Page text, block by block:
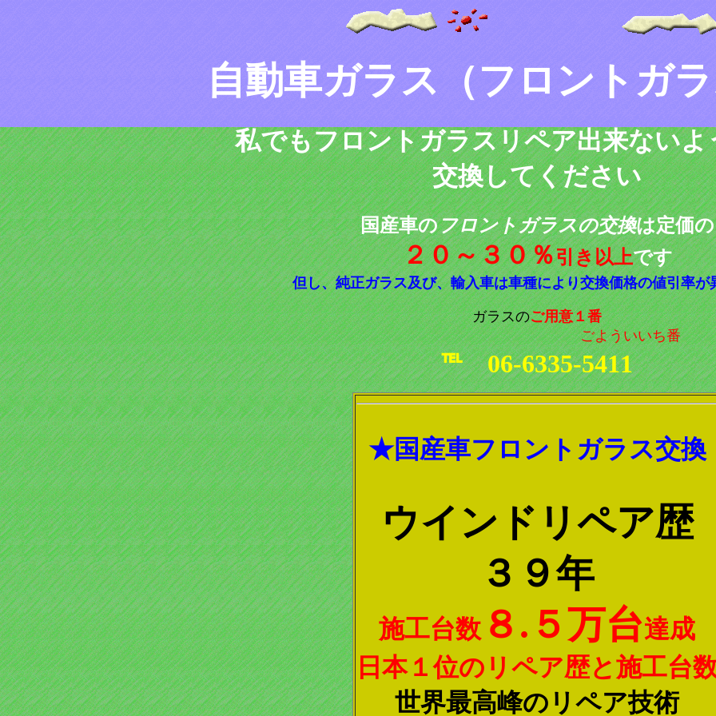
自動車ガラス（フロントガ
私でもフロントガラスリペア出来ないよ
交換してください
国産車のフロントガラスの交換は定価の
２０～３０％引き以上です
但し、純正ガラス及び、輸入車は車種により交換価格の値引率が
ガラスのご用意１番
ごよういいち番
℡ 06-6335-5411
★国産車フロントガラス交換
ウインドリペア歴
３９年
施工台数 ８.５万台達成
日本１位のリペア歴と施工台
世界最高峰のリペア技術